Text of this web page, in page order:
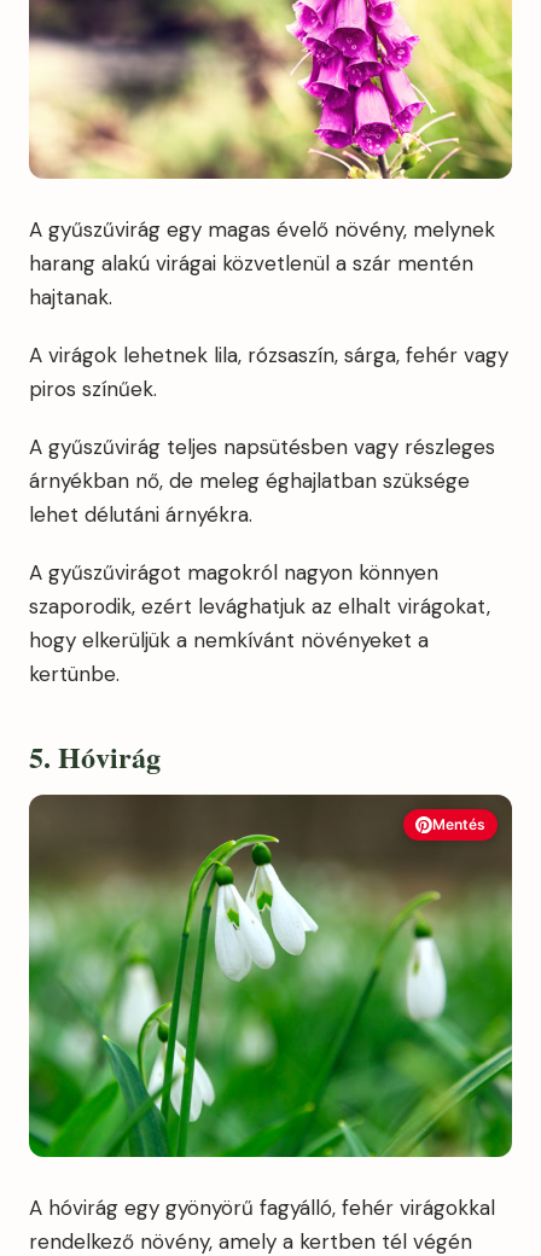
A gyűszűvirág egy magas évelő növény, melynek
harang alakú virágai közvetlenül a szár mentén
hajtanak.
A virágok lehetnek lila, rózsaszín, sárga, fehér vagy
piros színűek.
A gyűszűvirág teljes napsütésben vagy részleges
árnyékban nő, de meleg éghajlatban szüksége
lehet délutáni árnyékra.
A gyűszűvirágot magokról nagyon könnyen
szaporodik, ezért levághatjuk az elhalt virágokat,
hogy elkerüljük a nemkívánt növényeket a
kertünbe.
5. Hóvirág
Mentés
A hóvirág egy gyönyörű fagyálló, fehér virágokkal
rendelkező növény, amely a kertben tél végén